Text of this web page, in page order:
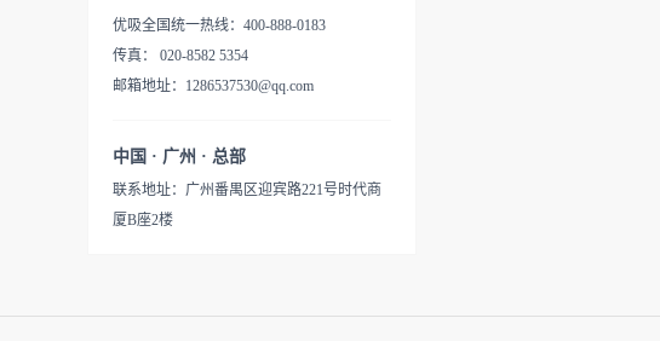
用。放在车里不仅能装饰更能
的研发出治理甲醛的产品，而
我们的“醛博士”就担此重任。
产
吸附性，广泛应用于生产、生
活中。主要功能：吸附异味应
用范围：汽车、冰箱、食品
优吸全国统一热线：400-888-0183
传真： 020-8582 5354
邮箱地址：1286537530@qq.com
中国 · 广州 · 总部
联系地址：广州番禺区迎宾路221号时代商
厦B座2楼